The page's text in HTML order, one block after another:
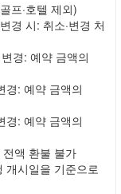
프·호텔 제외)
경 시: 취소·변경 처
경: 예약 금액의
경: 예약 금액의
경: 예약 금액의
액 환불 불가
개시일을 기준으로